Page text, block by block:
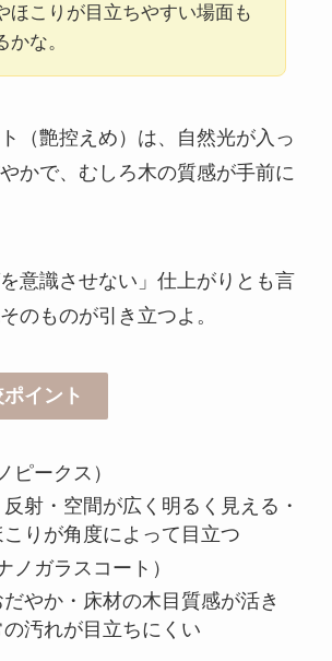
ほこりが目立ちやすい場面も
かな。
（艶控えめ）は、自然光が入っ
かで、むしろ木の質感が手前に
を意識させない」仕上がりとも言
のものが引き立つよ。
イント
ピークス）
射・空間が広く明るく見える・
こりが角度によって目立つ
ノガラスコート）
やか・床材の木目質感が活き
の汚れが目立ちにくい